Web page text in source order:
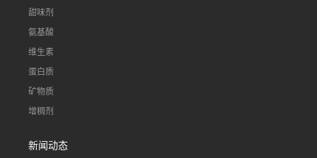
甜味剂
氨基酸
维生素
蛋白质
矿物质
增稠剂
新闻动态